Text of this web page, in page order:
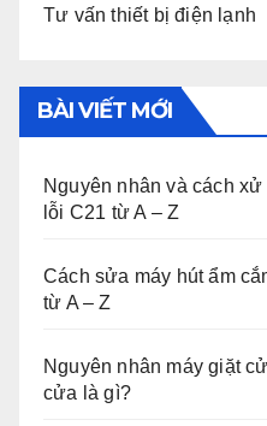
Tư vấn thiết bị điện lạnh
BÀI VIẾT MỚI
Nguyên nhân và cách
lỗi C21 từ A – Z
Cách sửa máy hút ẩm
từ A – Z
Nguyên nhân máy giặt
cửa là gì?